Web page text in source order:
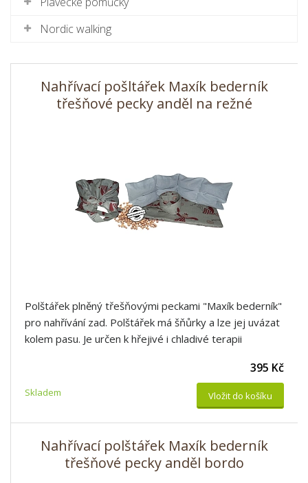
Nordic walking
Nahřívací pošltářek Maxík bederník
třešňové pecky anděl na režné
Polštářek plněný třešňovými peckami "Maxík bederník"
pro nahřívání zad. Polštářek má šňůrky a lze jej uvázat
kolem pasu. Je určen k hřejivé i chladivé terapii
Skladem
395 Kč
Vložit do košíku
Nahřívací polštářek Maxík bederník
třešňové pecky anděl bordo